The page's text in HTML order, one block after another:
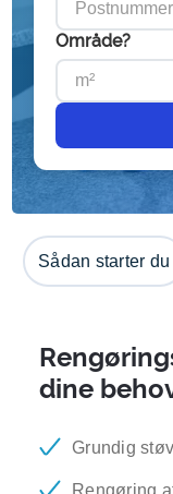
Område?
Sådan starter du
dine
Grundig
Rengøring